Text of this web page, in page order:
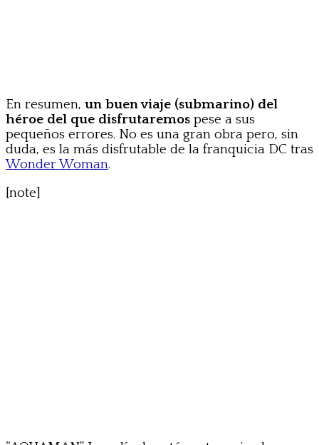
En resumen, un buen viaje (submarino) del
héroe del que disfrutaremos pese a sus
pequeños errores. No es una gran obra pero, sin
duda, es la más disfrutable de la franquicia DC tras
Wonder Woman.
[note]